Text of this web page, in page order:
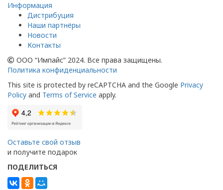
Информация
Дистрибуция
Наши партнёры
Новости
Контакты
ООО “Импайс” 2024. Все права защищены.
Политика конфиденциальности
This site is protected by reCAPTCHA and the Google Privacy
Policy and Terms of Service apply.
Оставьте свой отзыв
и получите подарок
ПОДЕЛИТЬСЯ